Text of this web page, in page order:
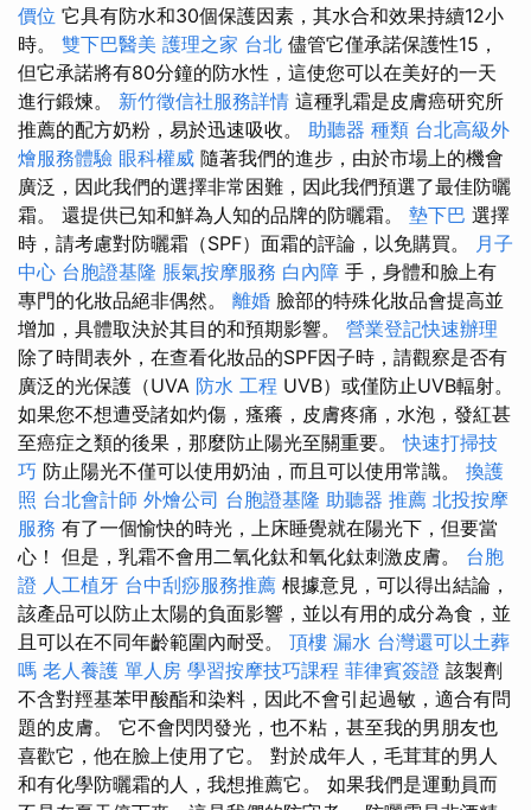
價位 它具有防水和30個保護因素，其水合和效果持續12小
時。 雙下巴醫美 護理之家 台北 儘管它僅承諾保護性15，
但它承諾將有80分鐘的防水性，這使您可以在美好的一天
進行鍛煉。 新竹徵信社服務詳情 這種乳霜是皮膚癌研究所
推薦的配方奶粉，易於迅速吸收。 助聽器 種類 台北高級外
燴服務體驗 眼科權威 隨著我們的進步，由於市場上的機會
廣泛，因此我們的選擇非常困難，因此我們預選了最佳防曬
霜。 還提供已知和鮮為人知的品牌的防曬霜。 墊下巴 選擇
時，請考慮對防曬霜（SPF）面霜的評論，以免購買。 月子
中心 台胞證基隆 脹氣按摩服務 白內障 手，身體和臉上有
專門的化妝品絕非偶然。 離婚 臉部的特殊化妝品會提高並
增加，具體取決於其目的和預期影響。 營業登記快速辦理
除了時間表外，在查看化妝品的SPF因子時，請觀察是否有
廣泛的光保護（UVA 防水 工程 UVB）或僅防止UVB輻射。
如果您不想遭受諸如灼傷，瘙癢，皮膚疼痛，水泡，發紅甚
至癌症之類的後果，那麼防止陽光至關重要。快速打掃技
巧 防止陽光不僅可以使用奶油，而且可以使用常識。 換護
照 台北會計師 外燴公司 台胞證基隆 助聽器 推薦 北投按摩
服務 有了一個愉快的時光，上床睡覺就在陽光下，但要當
心！ 但是，乳霜不會用二氧化鈦和氧化鈦刺激皮膚。 台胞
證 人工植牙 台中刮痧服務推薦 根據意見，可以得出結論，
該產品可以防止太陽的負面影響，並以有用的成分為食，並
且可以在不同年齡範圍內耐受。 頂樓 漏水 台灣還可以土葬
嗎 老人養護 單人房 學習按摩技巧課程 菲律賓簽證 該製劑
不含對羥基苯甲酸酯和染料，因此不會引起過敏，適合有問
題的皮膚。 它不會閃閃發光，也不粘，甚至我的男朋友也
喜歡它，他在臉上使用了它。 對於成年人，毛茸茸的男人
和有化學防曬霜的人，我想推薦它。 如果我們是運動員而